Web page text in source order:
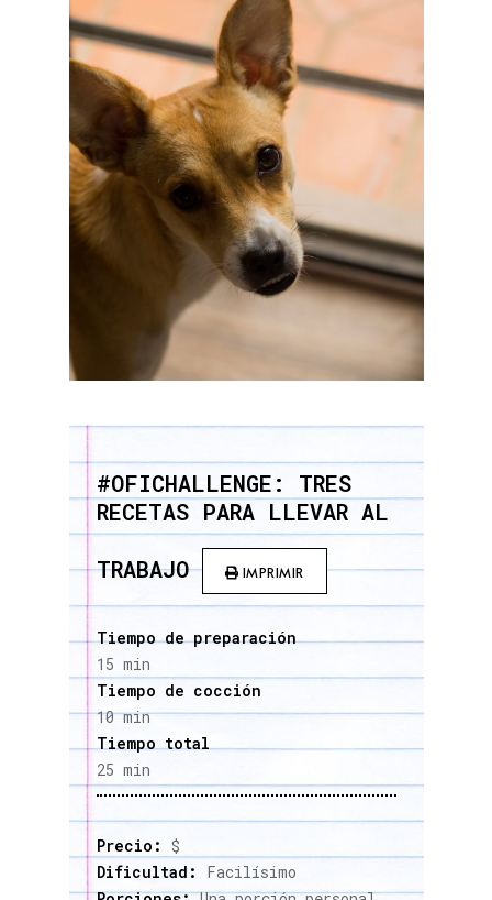
#OFICHALLENGE: TRES
RECETAS PARA LLEVAR AL
TRABAJO
IMPRIMIR
Tiempo de preparación
15 min
Tiempo de cocción
10 min
Tiempo total
25 min
Precio: $
Dificultad:
Facilísimo